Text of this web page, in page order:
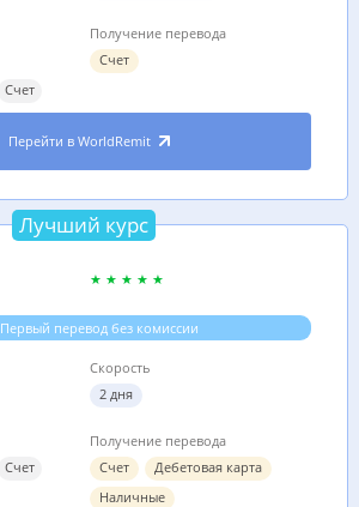
Счет
Получение перевода
Счет
Перейти в WorldRemit
Лучший курс
Первый перевод без комиссии
Скорость
2 дня
Счет
Получение перевода
Счет
Дебетовая карта
Наличные